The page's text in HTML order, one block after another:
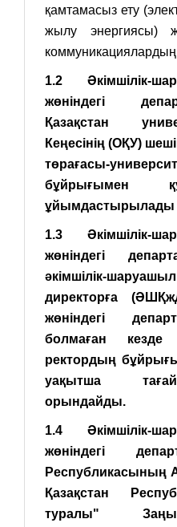
қамтамасыз ету
жылу энергиясы)
1.2 Әкімшілік-
жөніндегі
Қазақстан
Кеңесінің (ОҚУ)
төрағасы-
бұйрығымен
ұйымдастырылады
1.3 Әкімшілік-
жөніндегі
әкімшілік-
директорға
жөніндегі
болмаған кезде
ректордың
уақытша
орындайды.
1.4 Әкімшілік-
жөніндегі
Республикасының
Қазақстан
туралы"